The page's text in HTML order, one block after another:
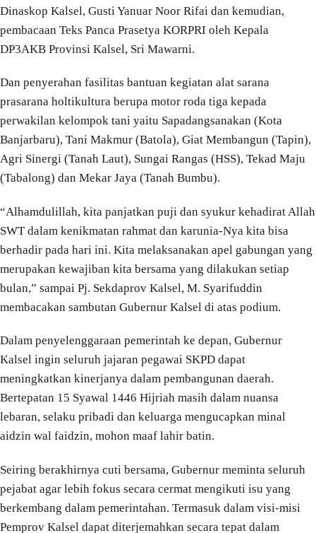
Dinaskop Kalsel, Gusti Yanuar Noor Rifai dan kemudian,
pembacaan Teks Panca Prasetya KORPRI oleh Kepala
DP3AKB Provinsi Kalsel, Sri Mawarni.
Dan penyerahan fasilitas bantuan kegiatan alat sarana
prasarana holtikultura berupa motor roda tiga kepada
perwakilan kelompok tani yaitu Sapadangsanakan (Kota
Banjarbaru), Tani Makmur (Batola), Giat Membangun (Tapin),
Agri Sinergi (Tanah Laut), Sungai Rangas (HSS), Tekad Maju
(Tabalong) dan Mekar Jaya (Tanah Bumbu).
“Alhamdulillah, kita panjatkan puji dan syukur kehadirat Allah
SWT dalam kenikmatan rahmat dan karunia-Nya kita bisa
berhadir pada hari ini. Kita melaksanakan apel gabungan yang
merupakan kewajiban kita bersama yang dilakukan setiap
bulan,” sampai Pj. Sekdaprov Kalsel, M. Syarifuddin
membacakan sambutan Gubernur Kalsel di atas podium.
Dalam penyelenggaraan pemerintah ke depan, Gubernur
Kalsel ingin seluruh jajaran pegawai SKPD dapat
meningkatkan kinerjanya dalam pembangunan daerah.
Bertepatan 15 Syawal 1446 Hijriah masih dalam nuansa
lebaran, selaku pribadi dan keluarga mengucapkan minal
aidzin wal faidzin, mohon maaf lahir batin.
Seiring berakhirnya cuti bersama, Gubernur meminta seluruh
pejabat agar lebih fokus secara cermat mengikuti isu yang
berkembang dalam pemerintahan. Termasuk dalam visi-misi
Pemprov Kalsel dapat diterjemahkan secara tepat dalam